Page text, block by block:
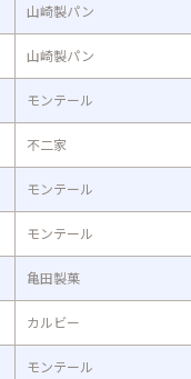
山崎製パン
山崎製パン
モンテール
不二家
モンテール
モンテール
亀田製菓
カルビー
モンテール